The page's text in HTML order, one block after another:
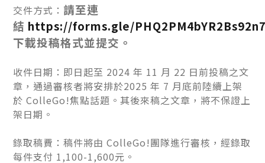
交件方式： 請至連
結 https://forms.gle/
下載投稿格式並提交。
收件日期：即日起至 2024 年 11 月 22 日前投稿之文
章，通過審核者將安排於2025 年 7 月底前陸續上架
於 ColleGo!焦點話題。其後來稿之文章，將不保證上
架日期。
錄取稿費：稿件將由 ColleGo!團隊進行審核，經錄取
每件支付 1,100-1,600元。